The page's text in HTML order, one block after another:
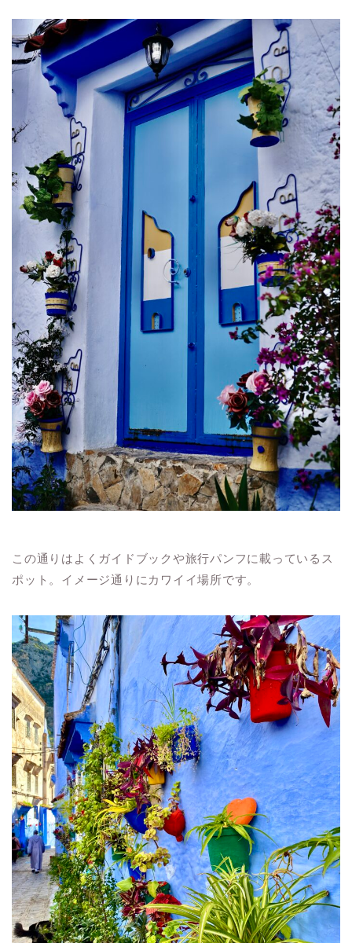
この通りはよくガイドブックや旅行パンフに載っているス
ポット。イメージ通りにカワイイ場所です。